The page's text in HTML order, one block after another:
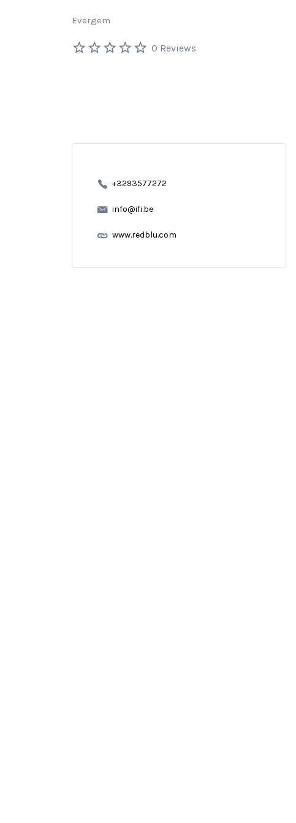
Evergem
0 Reviews
+3293577272
info@ifi.be
www.redblu.com